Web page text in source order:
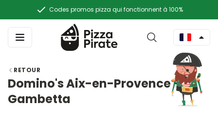
Codes promos pizza qui fonctionnent à 100%
RETOUR
Domino's Aix-en-Provence -
Gambetta